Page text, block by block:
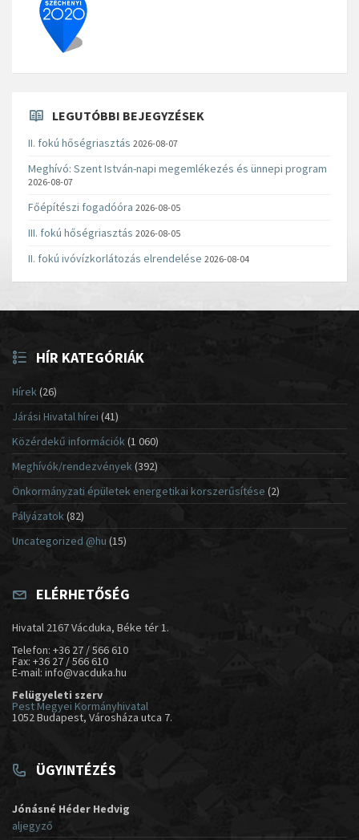
LEGUTÓBBI BEJEGYZÉSEK
II. fokú hőségriasztás 2026-08-07
Meghívó: Szent István-napi megemlékezés és ünnepi program
2026-08-07
Főépítészi fogadóóra 2026-08-05
III. fokú hőségriasztás 2026-08-05
II. fokú ivóvízkorlátozás elrendelése 2026-08-04
HÍR KATEGÓRIÁK
Hírek(26)
Járási Hivatal hírei (41)
Közérdekű információk(1 060)
Meghívók/rendezvények (392)
Önkormányzati épületek energetikai korszerűsítése (2)
Pályázatok (82)
Uncategorized @hu (15)
ELÉRHETŐSÉG
Hivatal 2167 Vácduka, Béke tér 1.
Telefon: +36 27 / 566 610
Fax: +36 27 / 566 610
E-mail: info@vacduka.hu
Felügyeleti szerv
Pest Megyei Kormányhivatal
1052 Budapest, Városháza utca 7.
ÜGYINTÉZÉS
Jónásné Héder Hedvig
aljegyző